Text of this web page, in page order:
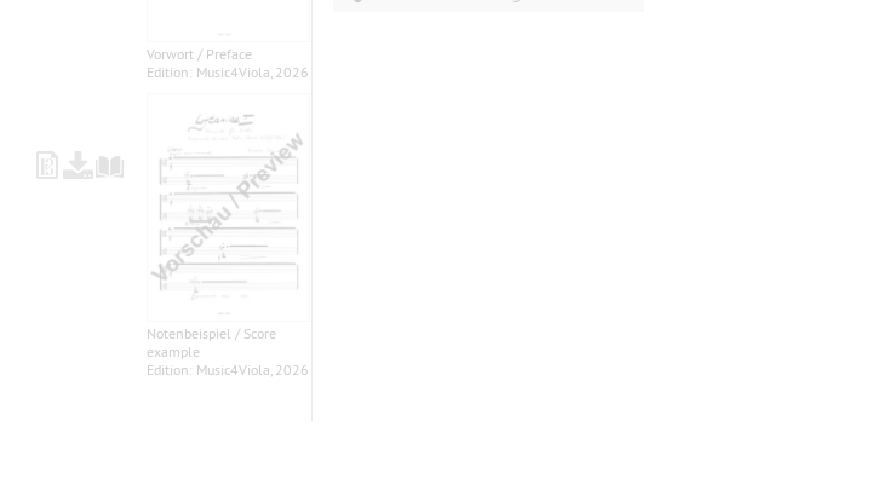
Vorwort / Preface
Edition: Music4Viola, 2026
Notenbeispiel / Score
example
Edition: Music4Viola, 2026